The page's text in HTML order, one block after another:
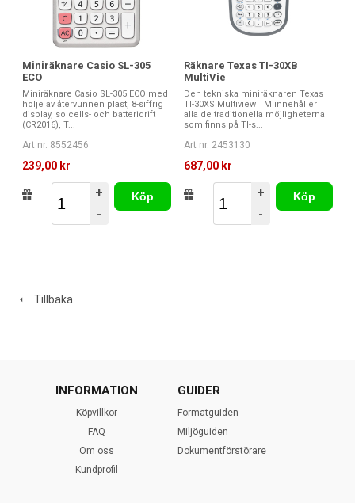
Miniräknare Casio SL-305
ECO
Miniräknare Casio SL-305 ECO med
hölje av återvunnen plast, 8-siffrig
display, solcells- och batteridrift
(CR2016), T...
Art nr. 8552456
239,00 kr
+
-
Köp
Räknare Texas TI-30XB
MultiVie
Den tekniska miniräknaren Texas
TI-30XS Multiview TM innehåller
alla de traditionella möjligheterna
som finns på TI-s...
Art nr. 2453130
687,00 kr
+
-
Köp
Tillbaka
INFORMATION
Köpvillkor
FAQ
Om oss
Kundprofil
GUIDER
Formatguiden
Miljöguiden
Dokumentförstörare